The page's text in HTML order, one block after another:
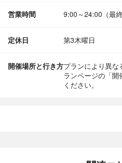
営業時間 9:00～24:00（最
定休日 第3木曜日
開催場所と行き方プランにより異
ランページの「
ください。